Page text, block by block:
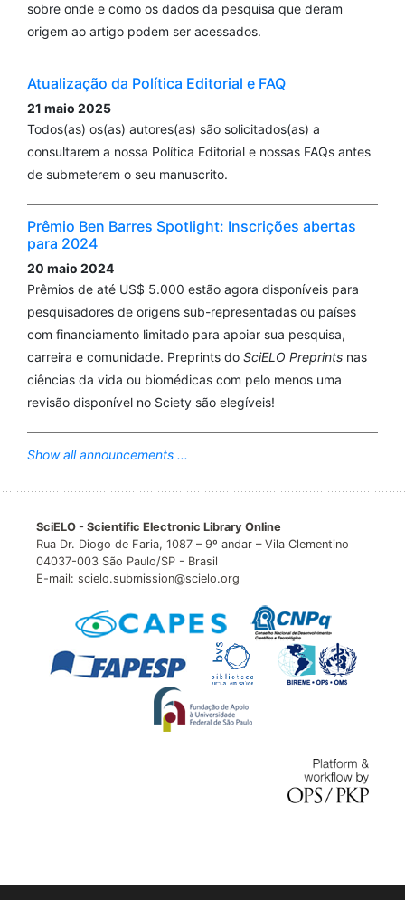
sobre onde e como os dados da pesquisa que deram
origem ao artigo podem ser acessados.
Atualização da Política Editorial e FAQ
21 maio 2025
Todos(as) os(as) autores(as) são solicitados(as) a
consultarem a nossa Política Editorial e nossas FAQs antes
de submeterem o seu manuscrito.
Prêmio Ben Barres Spotlight: Inscrições abertas
para 2024
20 maio 2024
Prêmios de até US$ 5.000 estão agora disponíveis para
pesquisadores de origens sub-representadas ou países
com financiamento limitado para apoiar sua pesquisa,
carreira e comunidade. Preprints do SciELO Preprints nas
ciências da vida ou biomédicas com pelo menos uma
revisão disponível no Sciety são elegíveis!
Show all announcements ...
SciELO - Scientific Electronic Library Online
Rua Dr. Diogo de Faria, 1087 – 9º andar – Vila Clementino
04037-003 São Paulo/SP - Brasil
E-mail: scielo.submission@scielo.org